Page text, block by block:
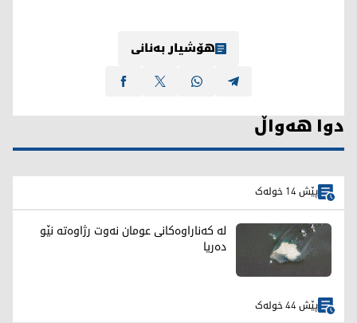
هۆشیار بەنانی
دوا هەواڵ
پێش 14 خولەک
لە کەناراوەکانی عومان نەوت رژاوەته‌ نێو
ده‌ریا
پێش 44 خولەک